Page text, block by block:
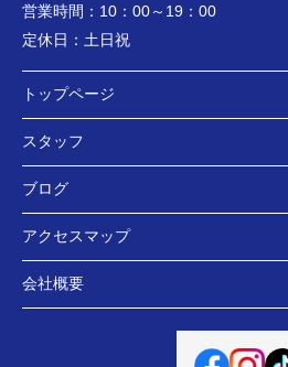
営業時間： 10：00～19：00
定休日： 土日祝
トップページ
スタッフ
ブログ
アクセスマップ
会社概要